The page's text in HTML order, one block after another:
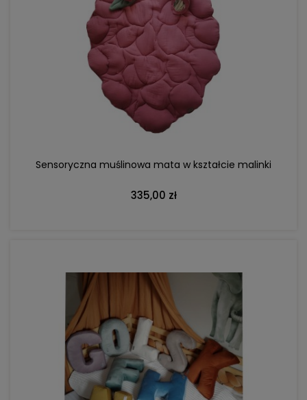
Sensoryczna muślinowa mata w kształcie malinki
335,00 zł
DO KOSZYKA